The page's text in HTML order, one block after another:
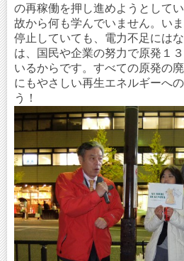
の再稼働を押し進めようとして
故から何も学んでいません。い
停止していても、電力不足には
は、国民や企業の努力で原発１
いるからです。すべての原発の
にもやさしい再生エネルギーへ
う！